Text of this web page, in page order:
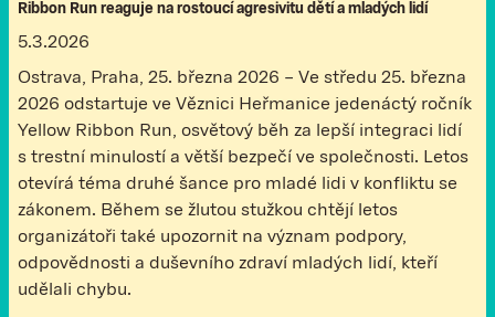
Ribbon Run reaguje na rostoucí agresivitu dětí a mladých lidí
5.3.2026
Ostrava, Praha, 25. března 2026 – Ve středu 25. března
2026 odstartuje ve Věznici Heřmanice jedenáctý ročník
Yellow Ribbon Run, osvětový běh za lepší integraci lidí
s trestní minulostí a větší bezpečí ve společnosti. Letos
otevírá téma druhé šance pro mladé lidi v konfliktu se
zákonem. Během se žlutou stužkou chtějí letos
organizátoři také upozornit na význam podpory,
odpovědnosti a duševního zdraví mladých lidí, kteří
udělali chybu.